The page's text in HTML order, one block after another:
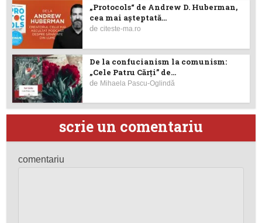
„Protocols“ de Andrew D. Huberman,
cea mai așteptată...
deciteste-ma.ro
De la confucianism la comunism:
„Cele Patru Cărți” de...
de Mihaela Pascu-Oglindă
scrie un comentariu
comentariu